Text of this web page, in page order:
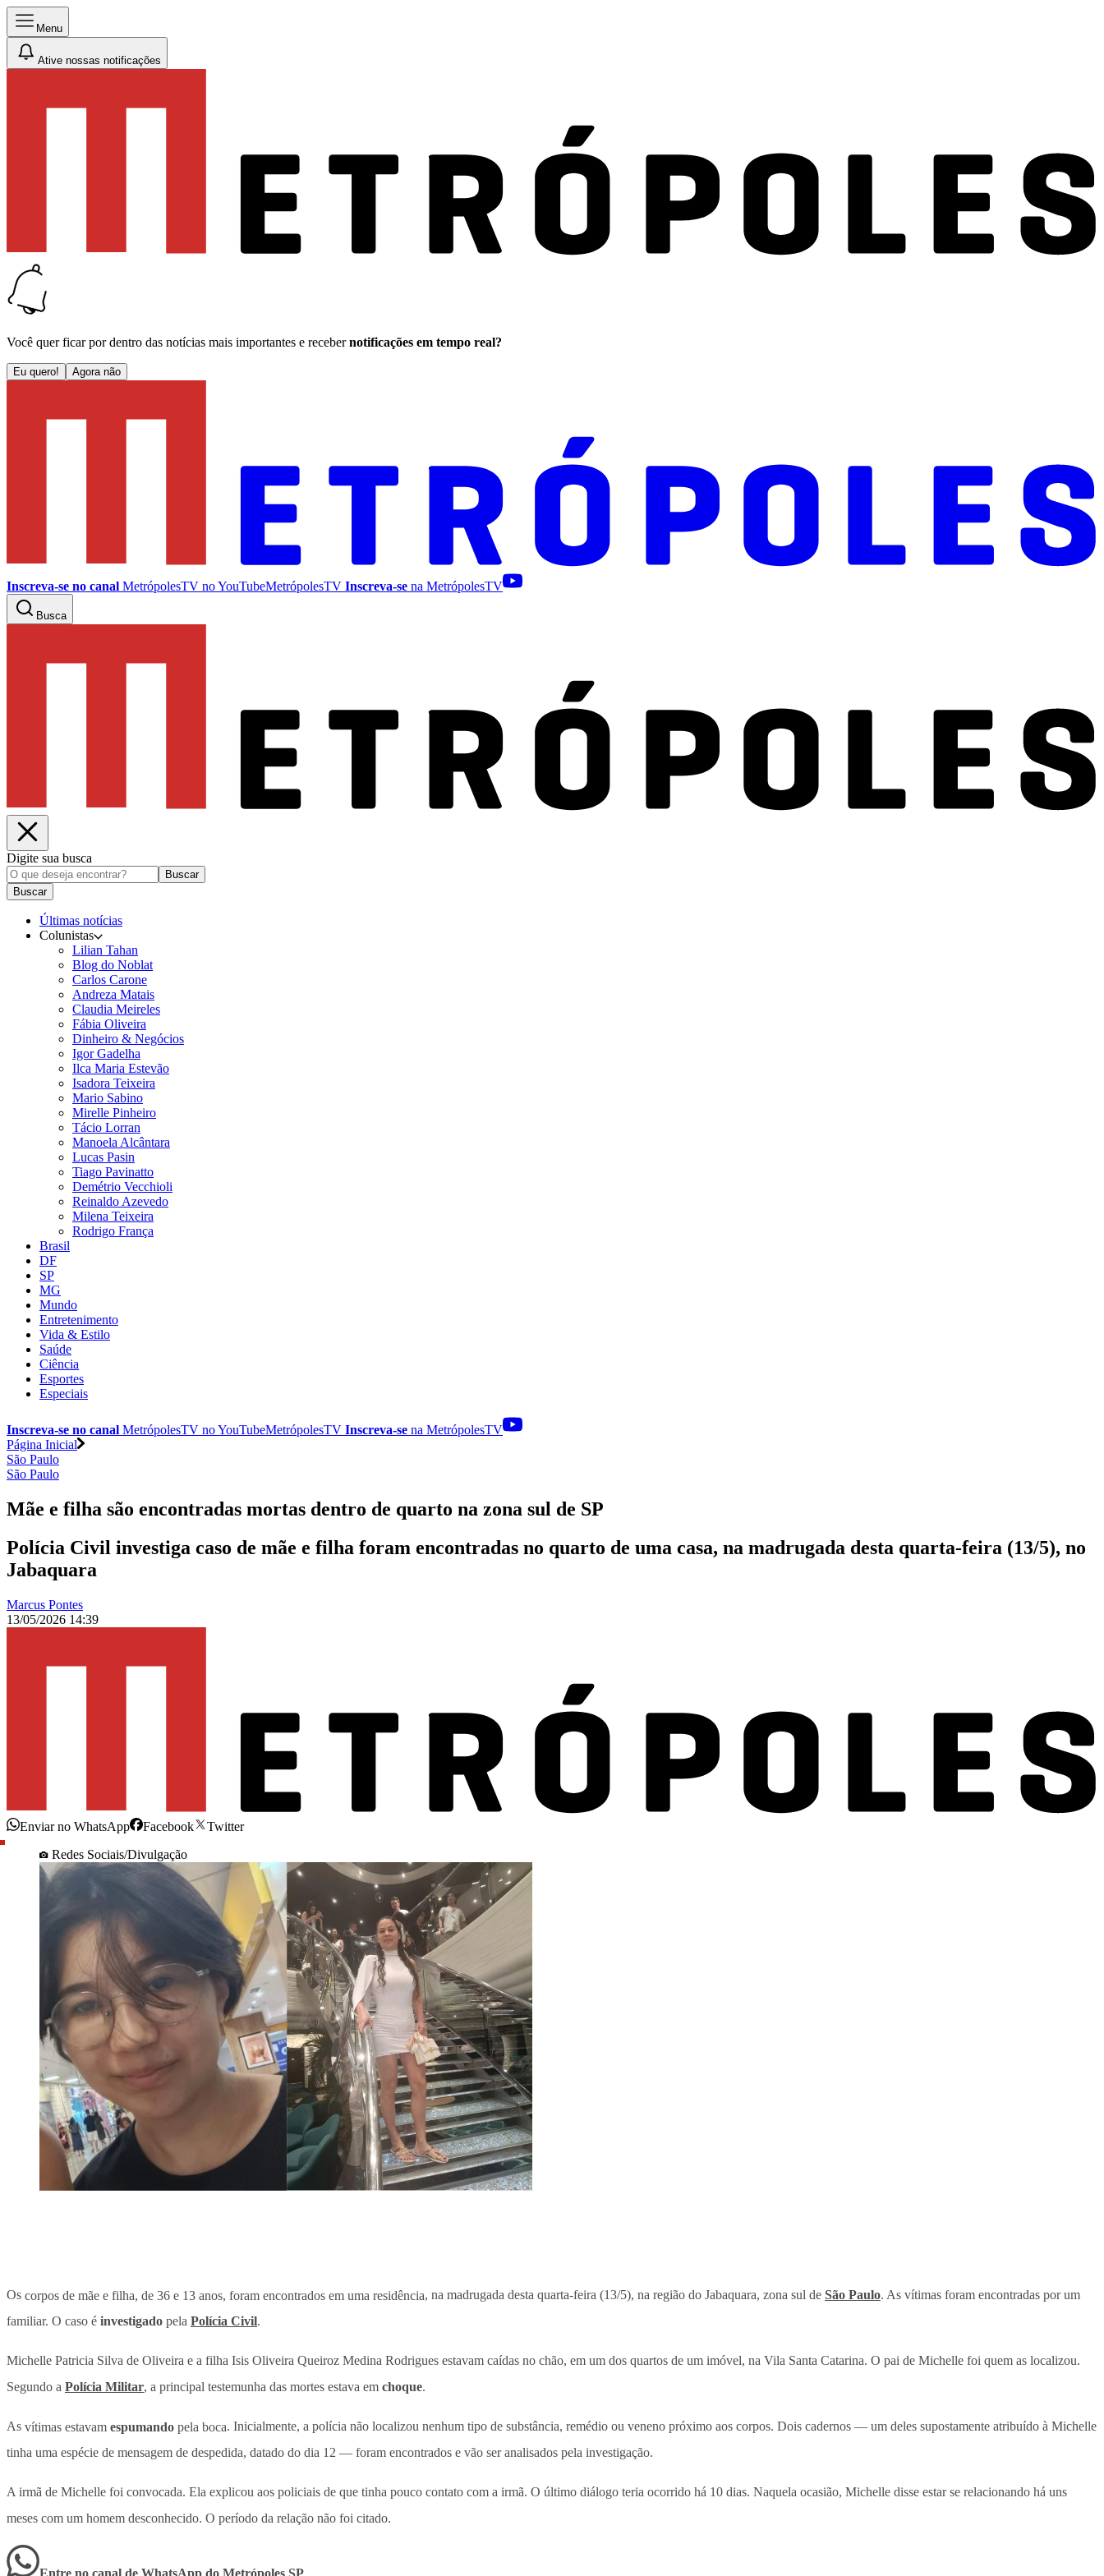
Menu
Ative nossas notificações
Você quer ficar por dentro das notícias mais importantes e receber notificações em tempo real?
Eu quero! Agora não
Inscreva-se no canal MetrópolesTV noYouTubeMetrópolesTV Inscreva-se na MetrópolesTV
Busca
Digite sua busca
Buscar
Buscar
Últimas notícias
Colunistas
Lilian Tahan
Blog do Noblat
Carlos Carone
Andreza Matais
Claudia Meireles
Fábia Oliveira
Dinheiro & Negócios
Igor Gadelha
Ilca Maria Estevão
Isadora Teixeira
Mario Sabino
Mirelle Pinheiro
Tácio Lorran
Manoela Alcântara
Lucas Pasin
Tiago Pavinatto
Demétrio Vecchioli
Reinaldo Azevedo
Milena Teixeira
Rodrigo França
Brasil
DF
SP
MG
Mundo
Entretenimento
Vida & Estilo
Saúde
Ciência
Esportes
Especiais
Inscreva-se no canal MetrópolesTV noYouTubeMetrópolesTV Inscreva-se na MetrópolesTV
Página Inicial
São Paulo
São Paulo
Mãe e filha são encontradas mortas dentro de quarto na zona sul de SP
Polícia Civil investiga caso de mãe e filha foram encontradas no quarto de uma casa, na madrugada desta quarta-feira (13/5), no
Jabaquara
Marcus Pontes
13/05/2026 14:39
Enviar no WhatsApp Facebook
Twitter
Redes Sociais/Divulgação
Os corpos de mãe e filha, de 36 e 13 anos, foram encontrados em uma residência, na madrugada desta quarta-feira (13/5), na região do Jabaquara, zona sul de São Paulo. As vítimas foram encontradas por um
familiar. O caso é investigado pela Polícia Civil.
Michelle Patricia Silva de Oliveira e a filha Isis Oliveira Queiroz Medina Rodrigues estavam caídas no chão, em um dos quartos de um imóvel, na Vila Santa Catarina. O pai de Michelle foi quem as localizou.
Segundo a Polícia Militar, a principal testemunha das mortes estava em choque.
As vítimas estavam espumando pela boca. Inicialmente, a polícia não localizou nenhum tipo de substância, remédio ou veneno próximo aos corpos. Dois cadernos — um deles supostamente atribuído à Michelle
tinha uma espécie de mensagem de despedida, datado do dia 12 — foram encontrados e vão ser analisados pela investigação.
A irmã de Michelle foi convocada. Ela explicou aos policiais de que tinha pouco contato com a irmã. O último diálogo teria ocorrido há 10 dias. Naquela ocasião, Michelle disse estar se relacionando há uns
meses com um homem desconhecido. O período da relação não foi citado.